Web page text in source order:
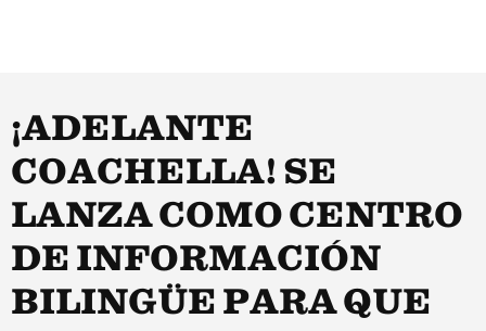
¡ADELANTE
COACHELLA! SE
LANZA COMO CENTRO
DE INFORMACIÓN
BILINGÜE PARA QUE